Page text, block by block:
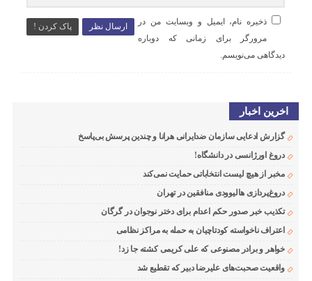
ارسال نظر پاک کردن !
ذخیره نام، ایمیل و وبسایت من در
مرورگر برای زمانی که دوباره
دیدگاهی می‌نویسم.
اخرین اخبار
گزارش ادعایی سازمان ضدایرانی هرانا و چندین پرسش بی‌پاسخ
دروغ اورژانسی در دانشگاه!
مخبر از هیچ لیست انتخاباتی حمایت نمی‌کند
دروغ‌پردازی هالیوودی منافقین در تهران
تکذیب خبر صدور حکم اعدام برای دختر نوجوان در گرگان
اعتراف ناخواسته کودتاچیان به حمله به مراکز نظامی
خواهر و برادر مصنوعی که علی کریمی کشته جا زد!
واقعیت صحبت‌های علیرضا دبیر که تقطیع شد